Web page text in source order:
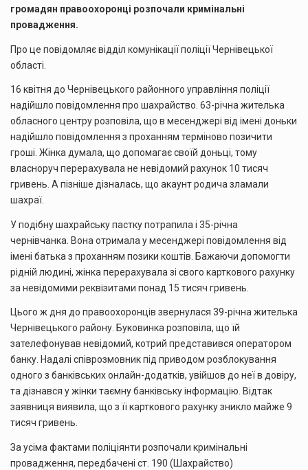
громадян правоохоронці розпочали кримінальні
провадження.
Про це повідомляє відділ комунікації поліції Чернівецької
області.
16 квітня до Чернівецького районного управління поліції
надійшло повідомлення про шахрайство. 63-річна жителька
обласного центру розповіла, що в месенджері від імені доньки
надійшло повідомлення з проханням терміново позичити
гроші. Жінка думала, що допомагає своїй доньці, тому
власноруч перерахувала не невідомий рахунок 10 тисяч
гривень. А пізніше дізналась, що акаунт родича зламали
шахраї.
У подібну шахрайську пастку потрапила і 35-річна
чернівчанка. Вона отримала у месенджері повідомлення від
імені батька з проханням позики коштів. Бажаючи допомогти
рідній людині, жінка перерахувала зі свого карткового рахунку
за невідомими реквізитами понад 15 тисяч гривень.
Цього ж дня до правоохоронців звернулася 39-річна жителька
Чернівецького району. Буковинка розповіла, що їй
зателефонував невідомий, котрий представився оператором
банку. Надалі співрозмовник під приводом розблокування
одного з банківських онлайн-додатків, увійшов до неї в довіру,
та дізнався у жінки таємну банківську інформацію. Відтак
заявниця виявила, що з її карткового рахунку зникло майже 9
тисяч гривень.
За усіма фактами поліціянти розпочали кримінальні
провадження, передбачені ст. 190 (Шахрайство)